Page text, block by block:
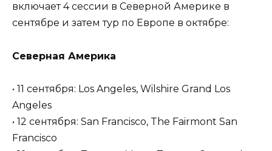
включает 4 сессии в Северной Америке в
сентябре и затем тур по Европе в октябре:
Северная Америка
• 11 сентября: Los Angeles, Wilshire Grand Los
Angeles
• 12 сентября: San Francisco, The Fairmont San
Francisco